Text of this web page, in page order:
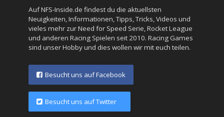
Auf NFS-Inside.de findest du die aktuellsten
Neuigkeiten, Informationen, Tipps, Tricks, Videos und
vieles mehr zur Need for Speed Serie, Rocket League
und anderen Racing Spielen seit 2010. Racing Games
sind unser Hobby und dies wollen wir mit euch teilen.
Besucht uns auf Facebook
Besucht uns auf Twitter